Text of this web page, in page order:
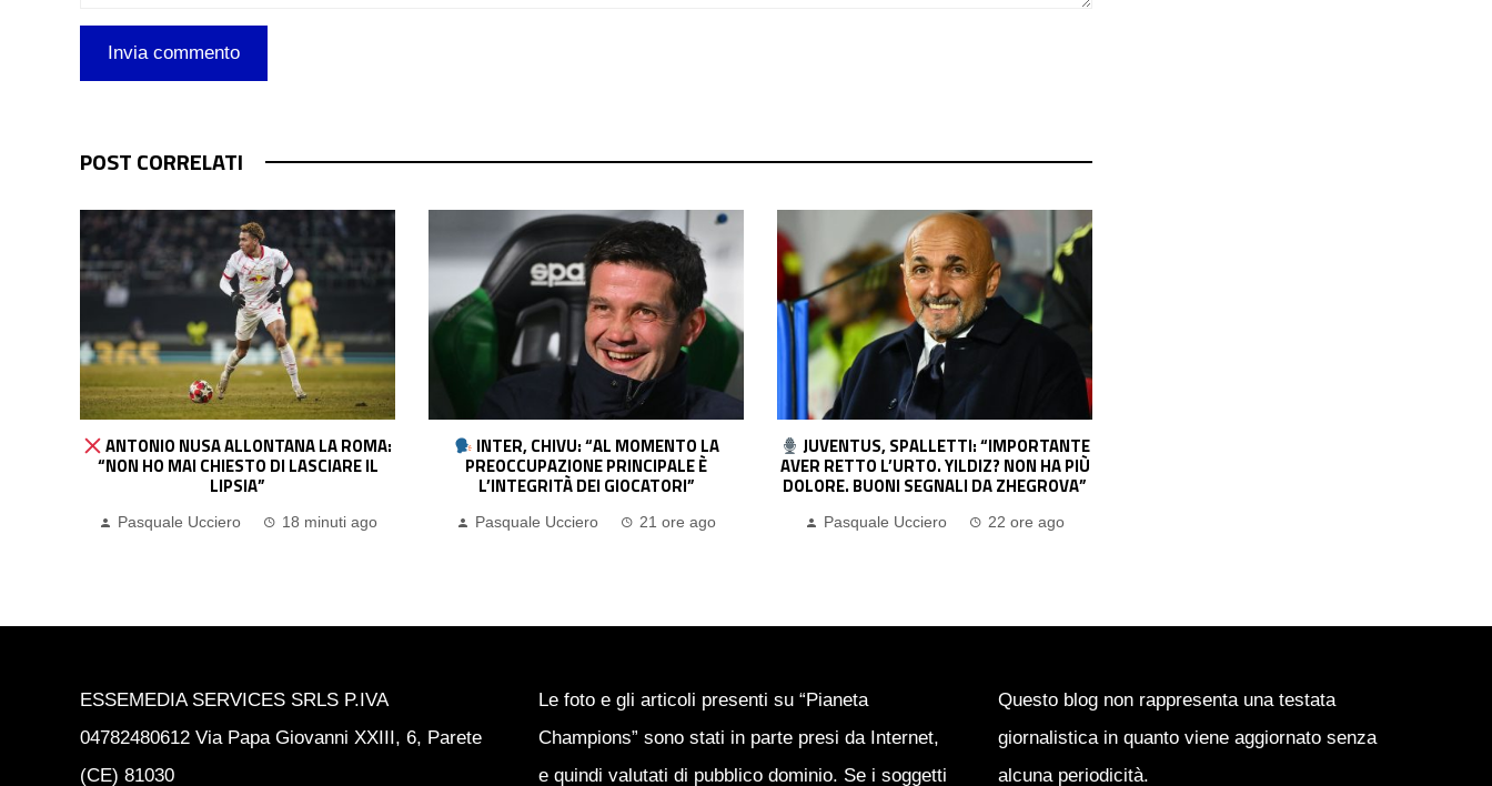
POST CORRELATI
INTER, CHIVU: “AL MOMENTO LA
PREOCCUPAZIONE PRINCIPALE È
L’INTEGRITÀ DEI GIOCATORI”
Pasquale Ucciero 21 ore ago
JUVENTUS, SPALLETTI: “IMPORTANTE
AVER RETTO L’URTO. YILDIZ? NON HA PIÙ
DOLORE. BUONI SEGNALI DA ZHEGROVA”
Pasquale Ucciero 22 ore ago
MILAN, AMORIM: “DOBBIAMO
LAVORARE TANTO. LEAO? SI STA
DIVERTENDO. SU CAMARDA…”
Pasquale Ucciero 22 ore ago
ESSEMEDIA SERVICES SRLS P.IVA
04782480612 Via Papa Giovanni XXIII, 6, Parete
(CE) 81030
Le foto e gli articoli presenti su “Pianeta
Champions” sono stati in parte presi da Internet,
e quindi valutati di pubblico dominio. Se i soggetti
Questo blog non rappresenta una testata
giornalistica in quanto viene aggiornato senza
alcuna periodicità.